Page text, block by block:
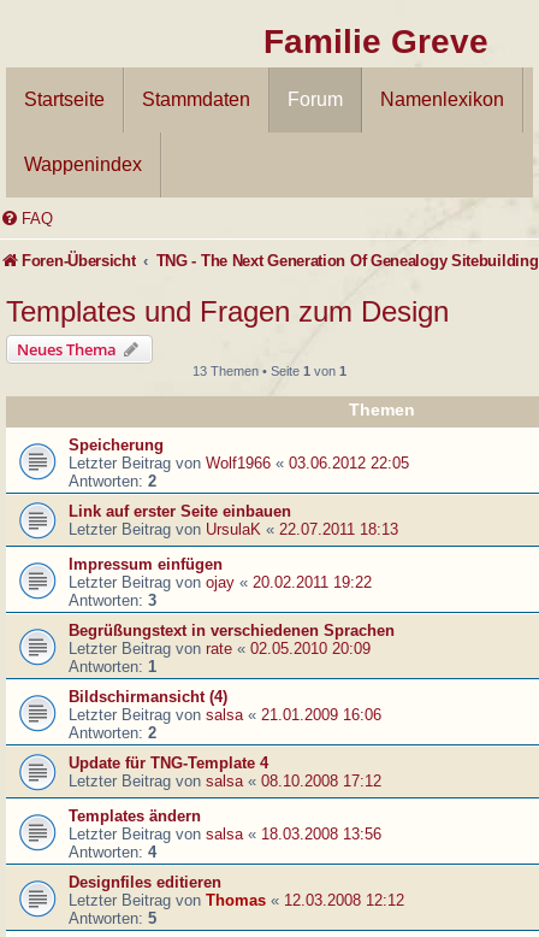
Familie Greve
Startseite Stammdaten Forum Namenlexikon
Wappenindex
FAQ
Foren-Übersicht TNG - The Next Generation Of Genealogy Sitebuilding
Templates und Fragen zum Design
Neues Thema
13 Themen • Seite 1 von 1
Themen
Speicherung
Letzter Beitrag von Wolf1966 « 03.06.2012 22:05
Antworten: 2
Link auf erster Seite einbauen
Letzter Beitrag von UrsulaK « 22.07.2011 18:13
Impressum einfügen
Letzter Beitrag von ojay « 20.02.2011 19:22
Antworten: 3
Begrüßungstext in verschiedenen Sprachen
Letzter Beitrag von rate « 02.05.2010 20:09
Antworten: 1
Bildschirmansicht (4)
Letzter Beitrag von salsa « 21.01.2009 16:06
Antworten: 2
Update für TNG-Template 4
Letzter Beitrag von salsa « 08.10.2008 17:12
Templates ändern
Letzter Beitrag von salsa « 18.03.2008 13:56
Antworten: 4
Designfiles editieren
Letzter Beitrag von Thomas « 12.03.2008 12:12
Antworten: 5